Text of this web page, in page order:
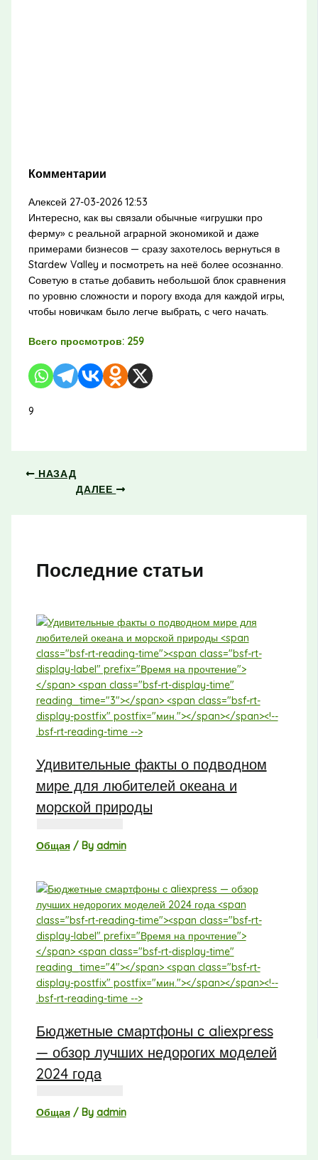
Комментарии
Алексей 27-03-2026 12:53
Интересно, как вы связали обычные «игрушки про
ферму» с реальной аграрной экономикой и даже
примерами бизнесов — сразу захотелось вернуться в
Stardew Valley и посмотреть на неё более осознанно.
Советую в статье добавить небольшой блок сравнения
по уровню сложности и порогу входа для каждой игры,
чтобы новичкам было легче выбрать, с чего начать.
Всего просмотров: 259
9
НАЗАД
ДАЛЕЕ
Последние статьи
Удивительные факты о подводном
мире для любителей океана и
морской природы
Общая/ By admin
Бюджетные смартфоны с aliexpress
— обзор лучших недорогих моделей
2024 года
Общая/ By admin